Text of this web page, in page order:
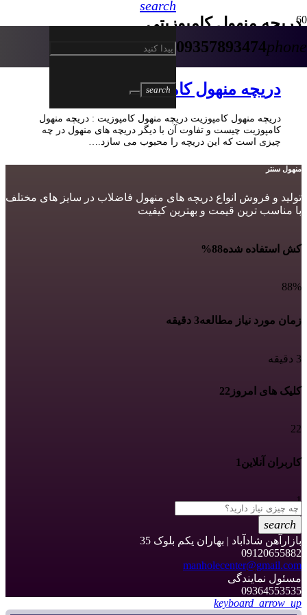
09357893474phone
search
search
دریچه منهول کامپوزیتی
دریچه منهول کامپوزیت
دریچه منهول کامپوزیت دریچه منهول کامپوزیت : دریچه منهول
کامپوزیت چیست و تفاوت آن با دیگر دریچه های منهول در چه
چیزی است که این دریچه را محبوب می سازد.…
منهول سنتر
تولید و فروش انواع دریچه های منهول فاضلاب در سایز های مختلف
با مناسب ترین قیمت و بهترین کیفیت
کش استفاده شده88%
88%
زمان مورد نیاز مطالعه3 دقیقه
3 دقیقه
کلیک های امروز 22
22
کاربران آنلاین 1
1
search
بازارآهن شادآباد | بهاران یکم بلوک 35
09120655882
manholecenter@gmail.com
مسئول نمایندگی
09364553535
keyboard_arrow_up